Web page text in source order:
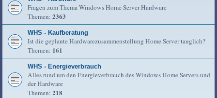
Fragen zum Thema Windows Home Server Hardware
Themen: 2363
WHS - Kaufberatung
Ist die geplante Hardwarezusammenstellung Home Server tauglich?
Themen: 161
WHS - Energieverbrauch
Alles rund um den Energieverbrauch des Windows Home Servers und
der Hardware
Themen: 218